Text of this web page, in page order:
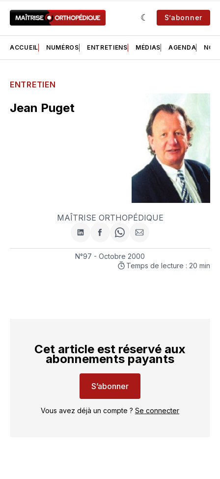
S’abonner
ACCUEIL NUMÉROS ENTRETIENS MÉDIAS AGENDA NOS
ENTRETIEN
Jean Puget
MAÎTRISE ORTHOPÉDIQUE
Partager
sur
LinkedIn
Partager
sur
Facebook
Share
on
WhatsApp
Partager
par
courriel
N°97 - Octobre 2000
Temps de lecture : 20 min
Cet article est réservé aux
abonnements payants
S’abonner
Vous avez déjà un compte ? Se connecter